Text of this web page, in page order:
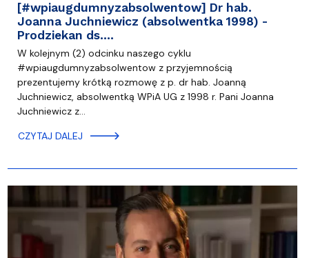
[#wpiaugdumnyzabsolwentow] Dr hab.
Joanna Juchniewicz (absolwentka 1998) -
Prodziekan ds.…
W kolejnym (2) odcinku naszego cyklu
#wpiaugdumnyzabsolwentow z przyjemnością
prezentujemy krótką rozmowę z p. dr hab. Joanną
Juchniewicz, absolwentką WPiA UG z 1998 r. Pani Joanna
Juchniewicz z…
CZYTAJ DALEJ